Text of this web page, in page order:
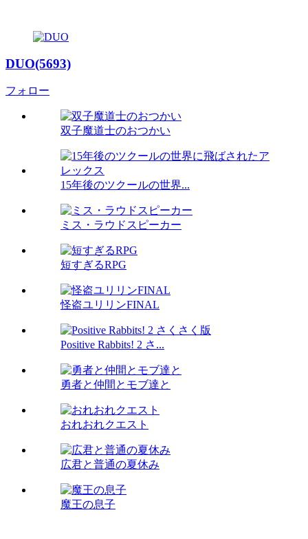
DUO(5693)
フォロー
双子魔道士のおつかい
15年後のツクールの世界...
ミス・ラウドスピーカー
短すぎるRPG
怪盗ユリリンFINAL
Positive Rabbits! 2 さ...
勇者と仲間とモブ達と
おれおれクエスト
広君と普通の夏休み
魔王の息子